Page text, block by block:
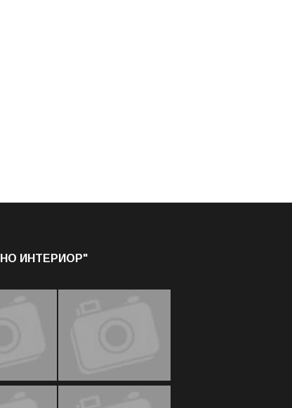
ИНТЕРИОР"